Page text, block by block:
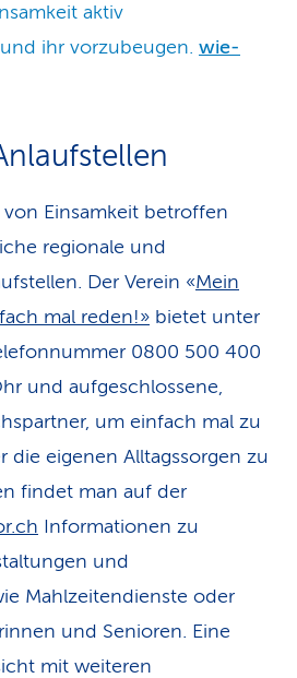
aktiv
ihr vorzubeugen. wie-
Einsamkeit betroffen
regionale und
Der Verein «Mein
mal reden!» bietet unter
0800 500 400
und aufgeschlossene,
um einfach mal zu
die eigenen Alltagssorgen zu
findet man auf der
Informationen zu
und
Mahlzeitendienste oder
und Senioren. Eine
mit weiteren